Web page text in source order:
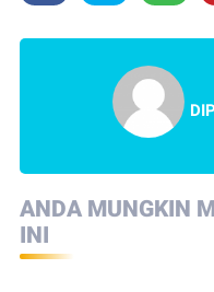
ANDA MUNGKIN
INI